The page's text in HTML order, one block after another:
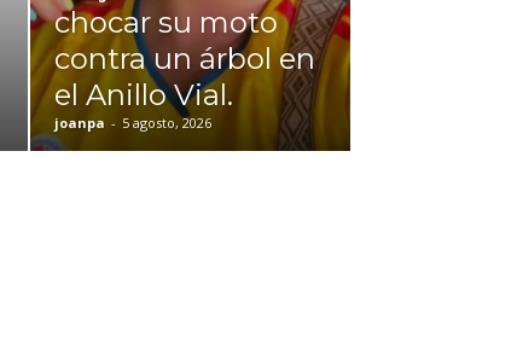
chocar su moto
contra un árbol en
el Anillo Vial.
joanpa - 5 agosto, 2026